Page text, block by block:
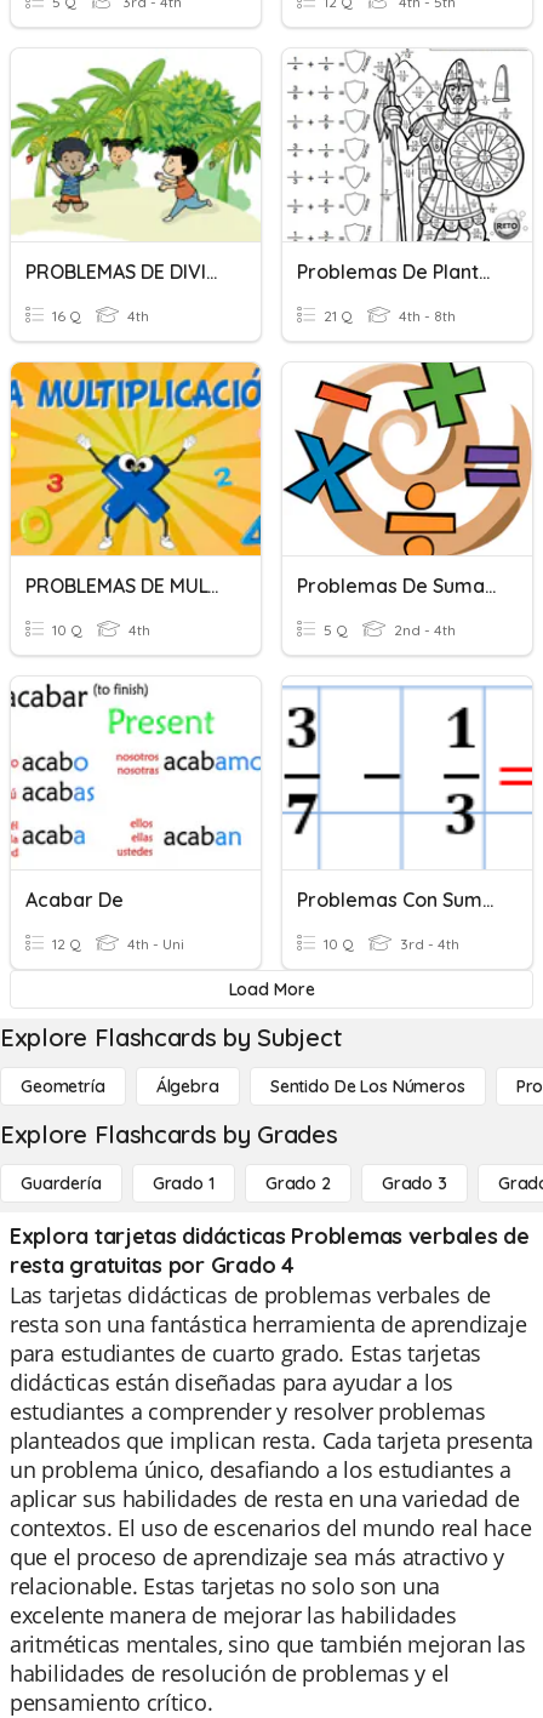
PROBLEMAS DE DIVISIÓN
16 Q 4th
Problemas De Planteo
21 Q 4th - 8th
PROBLEMAS DE MULTIPLICACION
10 Q 4th
Problemas De Suma Y Resta
5 Q 2nd - 4th
Acabar De
12 Q 4th - Uni
Problemas Con Suma Y Resta De Fracciones
10 Q 3rd - 4th
Load More
Explore Flashcards by Subject
Geometría Álgebra Sentido De Los Números
Explore Flashcards by Grades
Guardería Grado 1 Grado 2 Grado 3
Explora tarjetas didácticas Problemas verbales de
resta gratuitas por Grado 4
Las tarjetas didácticas de problemas verbales de
resta son una fantástica herramienta de aprendizaje
para estudiantes de cuarto grado. Estas tarjetas
didácticas están diseñadas para ayudar a los
estudiantes a comprender y resolver problemas
planteados que implican resta. Cada tarjeta presenta
un problema único, desafiando a los estudiantes a
aplicar sus habilidades de resta en una variedad de
contextos. El uso de escenarios del mundo real hace
que el proceso de aprendizaje sea más atractivo y
relacionable. Estas tarjetas no solo son una
excelente manera de mejorar las habilidades
aritméticas mentales, sino que también mejoran las
habilidades de resolución de problemas y el
pensamiento crítico.